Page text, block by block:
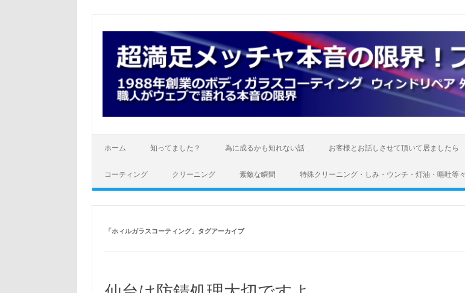
ホーム 知ってました？ 為に成るかも知れない話 お客様とお話しさせて頂いて居ましたら
コーティング クリーニング 素敵な瞬間 特殊クリーニング・しみ・ウンチ・灯油・嘔吐等々
「ホィルガラスコーティング」タグアーカイブ